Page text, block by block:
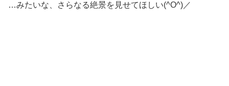
…みたいな、さらなる絶景を見せてほしい(^O^)／